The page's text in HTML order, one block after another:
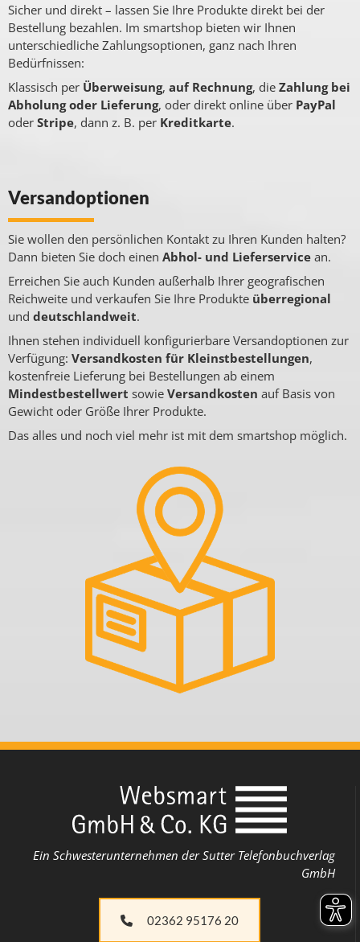
Sicher und direkt – lassen Sie Ihre Produkte direkt bei der
Bestellung bezahlen. Im smartshop bieten wir Ihnen
unterschiedliche Zahlungsoptionen, ganz nach Ihren
Bedürfnissen:
Klassisch per Überweisung, auf Rechnung, die Zahlung bei
Abholung oder Lieferung, oder direkt online über PayPal
oder Stripe, dann z. B. per Kreditkarte.
Versandoptionen
Sie wollen den persönlichen Kontakt zu Ihren Kunden halten?
Dann bieten Sie doch einen Abhol- und Lieferservice an.
Erreichen Sie auch Kunden außerhalb Ihrer geografischen
Reichweite und verkaufen Sie Ihre Produkte überregional
und deutschlandweit.
Ihnen stehen individuell konfigurierbare Versandoptionen zur
Verfügung: Versandkosten für Kleinstbestellungen,
kostenfreie Lieferung bei Bestellungen ab einem
Mindestbestellwert sowie Versandkosten auf Basis von
Gewicht oder Größe Ihrer Produkte.
Das alles und noch viel mehr ist mit dem smartshop möglich.
Ein Schwesterunternehmen der Sutter Telefonbuchverlag
GmbH
02362 95176 20